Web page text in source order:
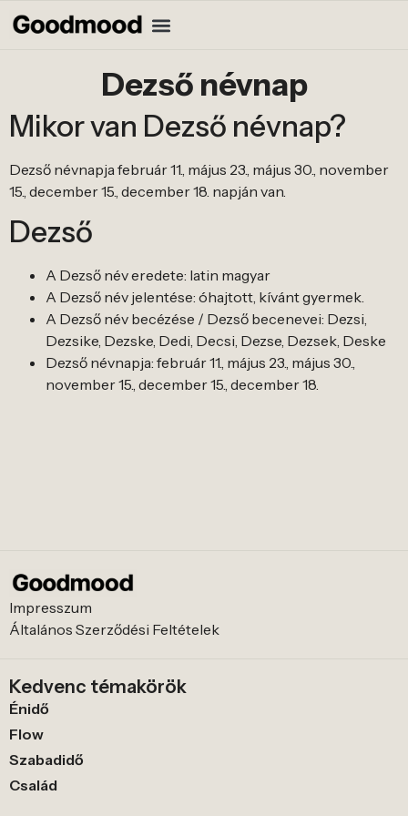
Dezső névnap
Mikor van Dezső névnap?
Dezső névnapja február 11., május 23., május 30., november
15., december 15., december 18. napján van.
Dezső
A Dezső név eredete: latin magyar
A Dezső név jelentése: óhajtott, kívánt gyermek.
A Dezső név becézése / Dezső becenevei: Dezsi,
Dezsike, Dezske, Dedi, Decsi, Dezse, Dezsek, Deske
Dezső névnapja: február 11., május 23., május 30.,
november 15., december 15., december 18.
Impresszum
Általános Szerződési Feltételek
Kedvenc témakörök
Énidő
Flow
Szabadidő
Család